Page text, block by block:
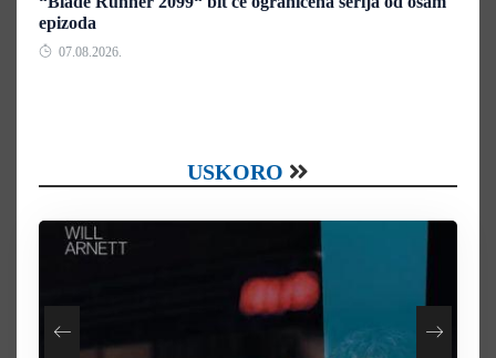
epizoda
07.08.2026.
USKORO